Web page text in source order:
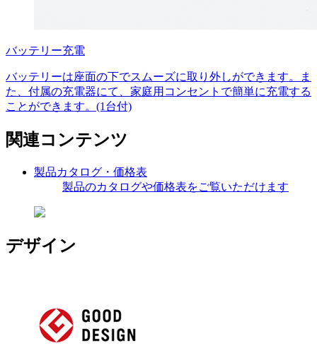
バッテリー充電
バッテリーは座面の下でスムーズに取り外しができます。ま
た、付属の充電器にて、家庭用コンセントで簡単に充電する
ことができます。(1台付)
関連コンテンツ
製品カタログ・価格表
製品のカタログや価格表をご覧いただけます
デザイン